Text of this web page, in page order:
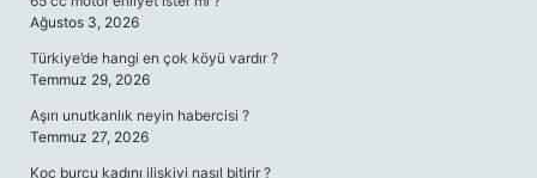
Ağustos 3, 2026
Türkiye’de hangi en çok köyü vardır ?
Temmuz 29, 2026
Aşırı unutkanlık neyin habercisi ?
Temmuz 27, 2026
Koç burcu kadını ilişkiyi nasıl bitirir ?